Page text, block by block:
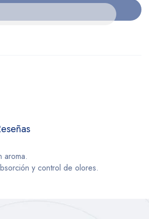
aroma.
y control de olores.